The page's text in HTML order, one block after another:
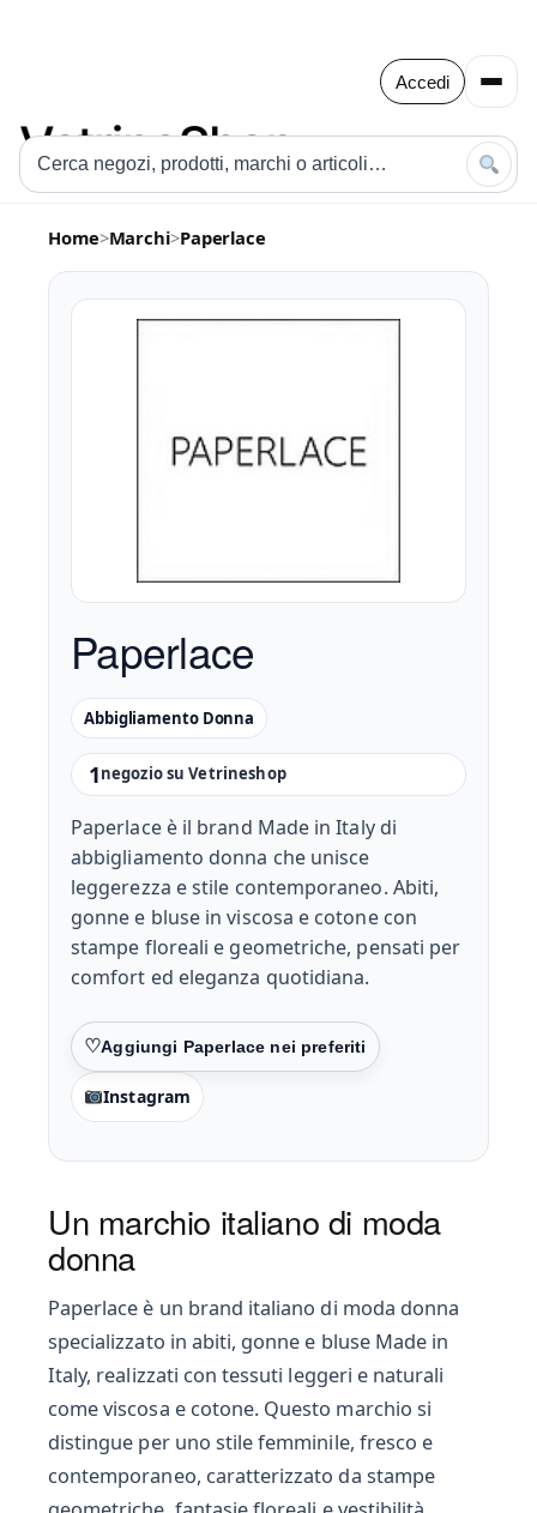
Accedi
Home>Marchi>Paperlace
Paperlace
1negozio su Vetrineshop
Abbigliamento Donna
Paperlace è il brand Made in Italy di
abbigliamento donna che unisce
leggerezza e stile contemporaneo. Abiti,
gonne e bluse in viscosa e cotone con
stampe floreali e geometriche, pensati per
comfort ed eleganza quotidiana.
Preferiti
Instagram
Un marchio italiano di moda
donna
Paperlace è un brand italiano di moda donna
specializzato in abiti, gonne e bluse Made in
Italy, realizzati con tessuti leggeri e naturali
come viscosa e cotone. Questo marchio si
distingue per uno stile femminile, fresco e
contemporaneo, caratterizzato da stampe